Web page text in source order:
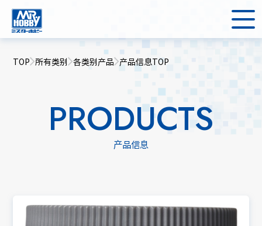
TOP 所有类别 各类别产品 产品信息TOP
PRODUCTS
产品信息